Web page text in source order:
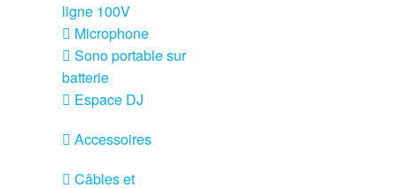
ligne 100V
Microphone
Sono portable sur
batterie
Espace DJ
Accessoires
Câbles et